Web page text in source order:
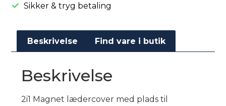
Sikker & tryg betaling
Beskrivelse Find vare i butik
Beskrivelse
2i1 Magnet lædercover med plads til